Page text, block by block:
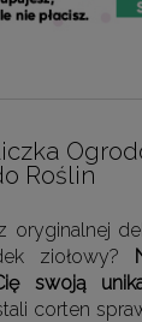
Roślin
oryginalnej
ziołowy?
swoją
corten